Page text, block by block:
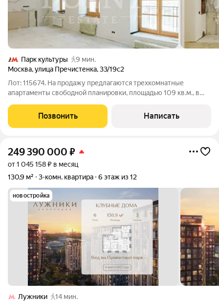
Парк культуры
9 мин.
Москва,улица Пречистенка,33/19с2
Лот: 115674. На продажу предлагаются трехкомнатные
апартаменты свободной планировки, площадью 109 кв.м., в
гостиная, две спальни, одна из которых со своим санузлом,
кладовая, раздельный
Позвонить Написать
249 390 000 ₽
от 1 045 158 ₽ в месяц
130,9 м²
3-комн. квартира 6 этаж из 12
новостройка
Лужники
14 мин.